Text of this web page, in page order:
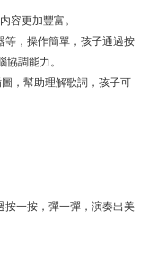
容更加豐富。
，操作簡單，孩子通過按
調能力。
，幫助理解歌詞，孩子可
一按，彈一彈，演奏出美